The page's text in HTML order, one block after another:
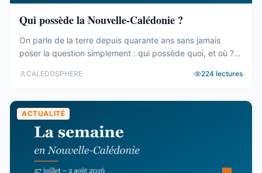
Qui possède la Nouvelle-Calédonie ?
On parle de la terre depuis quarante ans sans jamais
poser la question simplement : qui possède quoi, et où ?
agrégé ses 77 031 parcelles. Le résultat tient en trois
CALEDOSPHERE 224 lectures
ACTUALITÉ